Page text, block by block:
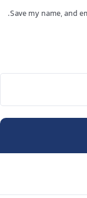
Save my name, and